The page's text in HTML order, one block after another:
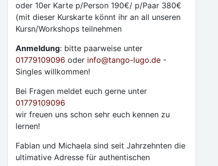
oder 10er Karte p/Person 190€/ p/Paar 380€
(mit dieser Kurskarte könnt ihr an all unseren
Kursn/Workshops teilnehmen
Anmeldung: bitte paarweise unter
01779109096 oder info@tango-lugo.de -
Singles willkommen!
Bei Fragen meldet euch gerne unter
01779109096
wir freuen uns schon sehr euch kennen zu
lernen!
Fabian und Michaela sind seit Jahrzehnten die
ultimative Adresse für authentischen